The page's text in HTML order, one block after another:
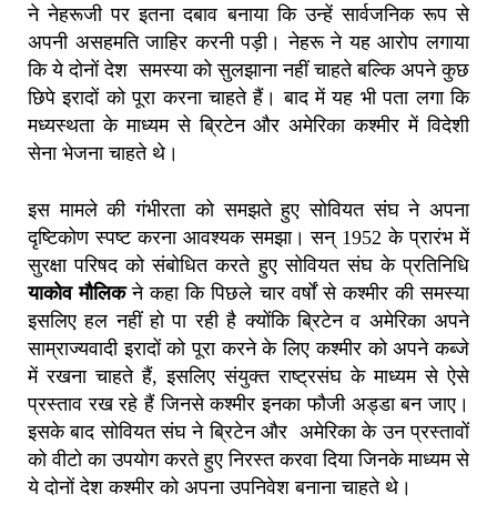
ने नेहरूजी पर इतना दबाव बनाया कि उन्हें सार्वजनिक रूप से
अपनी असहमति जाहिर करनी पड़ी। नेहरू ने यह आरोप लगाया
कि ये दोनों देश समस्या को सुलझाना नहीं चाहते बल्कि अपने कुछ
छिपे इरादों को पूरा करना चाहते हैं। बाद में यह भी पता लगा कि
मध्यस्थता के माध्यम से ब्रिटेन और अमेरिका कश्मीर में विदेशी
सेना भेजना चाहते थे।
इस मामले की गंभीरता को समझते हुए सोवियत संघ ने अपना
दृष्टिकोण स्पष्ट करना आवश्यक समझा। सन् 1952 के प्रारंभ में
सुरक्षा परिषद को संबोधित करते हुए सोवियत संघ के प्रतिनिधि
याकोव मौलिकने कहा कि पिछले चार वर्षों से कश्मीर की समस्या
इसलिए हल नहीं हो पा रही है क्योंकि ब्रिटेन व अमेरिका अपने
साम्राज्यवादी इरादों को पूरा करने के लिए कश्मीर को अपने कब्जे
में रखना चाहते हैं, इसलिए संयुक्त राष्ट्रसंघ के माध्यम से ऐसे
प्रस्ताव रख रहे हैं जिनसे कश्मीर इनका फौजी अड्डा बन जाए।
इसके बाद सोवियत संघ ने ब्रिटेन और अमेरिका के उन प्रस्तावों
को वीटो का उपयोग करते हुए निरस्त करवा दिया जिनके माध्यम से
ये दोनों देश कश्मीर को अपना उपनिवेश बनाना चाहते थे।